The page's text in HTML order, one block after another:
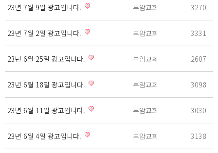
23년 7월 9일 광고입니다. 부암교회 3270
23년 7월 2일 광고입니다. 부암교회 3331
23년 6월 25일 광고입니다. 부암교회 2607
23년 6월 18일 광고입니다. 부암교회 3098
23년 6월 11일 광고입니다. 부암교회 3030
23년 6월 4일 광고입니다. 부암교회 3138